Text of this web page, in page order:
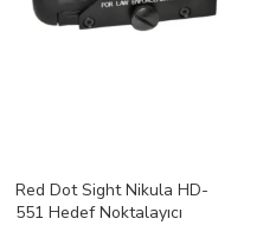
Red Dot Sight Nikula HD-
551 Hedef Noktalayıcı